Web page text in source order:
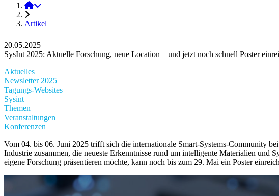
DGM e.V.
Artikel
20.05.2025
SysInt 2025: Aktuelle Forschung, neue Location – und jetzt noch schnell Poster
Aktuelles
Newsletter 2025
Tagungs-Websites
Sysint
Themen
Veranstaltungen
Konferenzen
Vom 04. bis 06. Juni 2025 trifft sich die internationale Smart-Systems-Community
Industrie zusammen, die neueste Erkenntnisse rund um intelligente Materialien
eigene Forschung präsentieren möchte, kann noch bis zum 29. Mai ein Poster